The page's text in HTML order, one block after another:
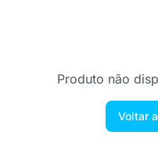
Produto não
Voltar